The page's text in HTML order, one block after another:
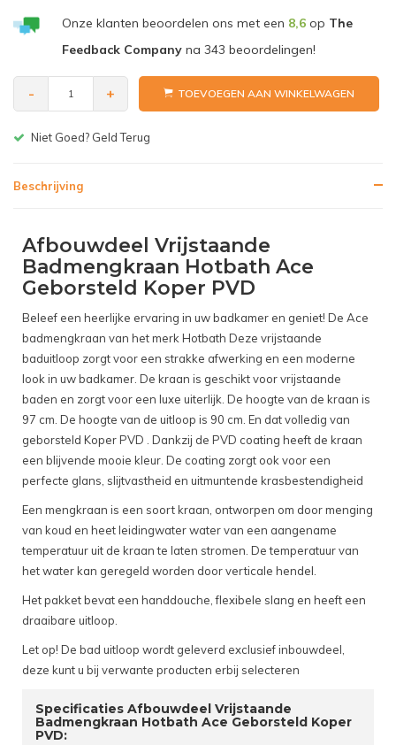
Onze klanten beoordelen ons met een 8,6op The
Feedback Companyna 343 beoordelingen!
- + TOEVOEGEN AAN WINKELWAGEN
Gratis bezorgen v.a. € 150,-(NL)
Beschrijving
Afbouwdeel Vrijstaande
Badmengkraan Hotbath Ace
Geborsteld Koper PVD
Beleef een heerlijke ervaring in uw badkamer en geniet! De Ace
badmengkraan van het merk Hotbath Deze vrijstaande
baduitloop zorgt voor een strakke afwerking en een moderne
look in uw badkamer. De kraan is geschikt voor vrijstaande
baden en zorgt voor een luxe uiterlijk. De hoogte van de kraan is
97 cm. De hoogte van de uitloop is 90 cm. En dat volledig van
geborsteld Koper PVD . Dankzij de PVD coating heeft de kraan
een blijvende mooie kleur. De coating zorgt ook voor een
perfecte glans, slijtvastheid en uitmuntende krasbestendigheid
Een mengkraan is een soort kraan, ontworpen om door menging
van koud en heet leidingwater water van een aangename
temperatuur uit de kraan te laten stromen. De temperatuur van
het water kan geregeld worden door verticale hendel.
Het pakket bevat een handdouche, flexibele slang en heeft een
draaibare uitloop.
Let op! De bad uitloop wordt geleverd exclusief inbouwdeel,
deze kunt u bij verwante producten erbij selecteren
Specificaties Afbouwdeel Vrijstaande
Badmengkraan Hotbath Ace Geborsteld Koper
PVD: